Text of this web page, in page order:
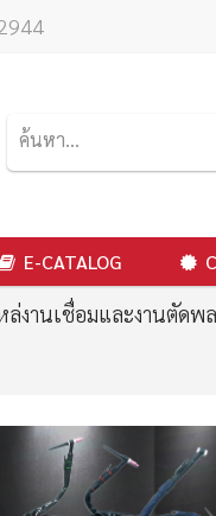
E-CATALOG
ล่งานเชื่อมและงานตัดพ